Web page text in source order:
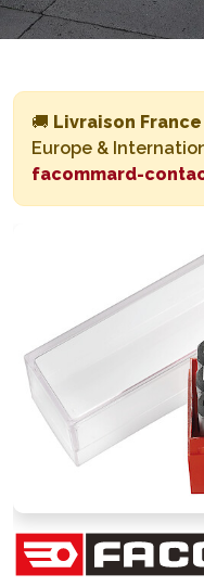
🚚 Livraison
Europe &
facommard-